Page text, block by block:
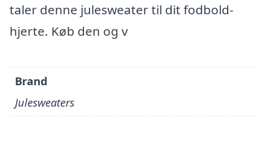
taler denne julesweater til dit fodbold-
hjerte. Køb den og v
Brand
Julesweaters